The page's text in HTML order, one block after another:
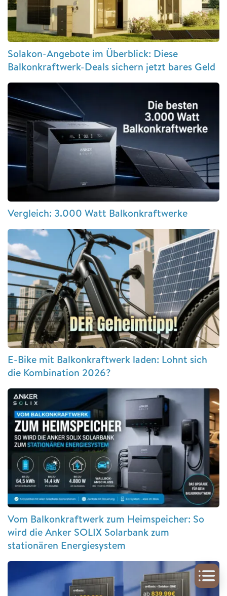
Solakon-Angebote im Überblick: Diese
Balkonkraftwerk-Deals sichern jetzt bares Geld
Vergleich: 3.000 Watt Balkonkraftwerke
E-Bike mit Balkonkraftwerk laden: Lohnt sich
die Kombination 2026?
Vom Balkonkraftwerk zum Heimspeicher: So
wird die Anker SOLIX Solarbank zum
stationären Energiesystem